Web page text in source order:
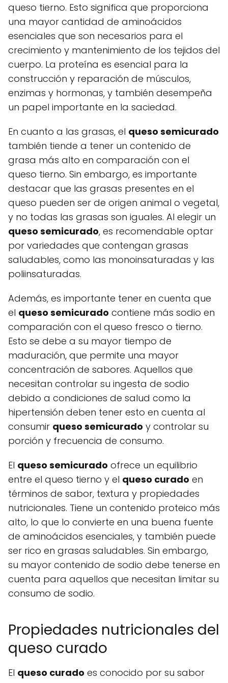
queso tierno. Esto significa que proporciona
una mayor cantidad de aminoácidos
esenciales que son necesarios para el
crecimiento y mantenimiento de los tejidos del
cuerpo. La proteína es esencial para la
construcción y reparación de músculos,
enzimas y hormonas, y también desempeña
un papel importante en la saciedad.
En cuanto a las grasas, el queso semicurado
también tiende a tener un contenido de
grasa más alto en comparación con el
queso tierno. Sin embargo, es importante
destacar que las grasas presentes en el
queso pueden ser de origen animal o vegetal,
y no todas las grasas son iguales. Al elegir un
queso semicurado, es recomendable optar
por variedades que contengan grasas
saludables, como las monoinsaturadas y las
poliinsaturadas.
Además, es importante tener en cuenta que
el queso semicurado contiene más sodio en
comparación con el queso fresco o tierno.
Esto se debe a su mayor tiempo de
maduración, que permite una mayor
concentración de sabores. Aquellos que
necesitan controlar su ingesta de sodio
debido a condiciones de salud como la
hipertensión deben tener esto en cuenta al
consumir queso semicurado y controlar su
porción y frecuencia de consumo.
El queso semicurado ofrece un equilibrio
entre el queso tierno y el queso curado en
términos de sabor, textura y propiedades
nutricionales. Tiene un contenido proteico más
alto, lo que lo convierte en una buena fuente
de aminoácidos esenciales, y también puede
ser rico en grasas saludables. Sin embargo,
su mayor contenido de sodio debe tenerse en
cuenta para aquellos que necesitan limitar su
consumo de sodio.
Propiedades nutricionales del
queso curado
El queso curado es conocido por su sabor